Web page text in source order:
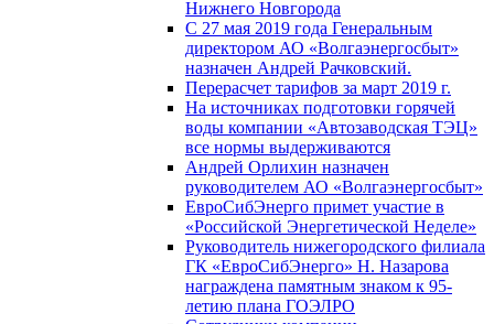
Нижнего Новгорода
С 27 мая 2019 года Генеральным
директором АО «Волгаэнергосбыт»
назначен Андрей Рачковский.
Перерасчет тарифов за март 2019 г.
На источниках подготовки горячей
воды компании «Автозаводская ТЭЦ»
все нормы выдерживаются
Андрей Орлихин назначен
руководителем АО «Волгаэнергосбыт»
ЕвроСибЭнерго примет участие в
«Российской Энергетической Неделе»
Руководитель нижегородского филиала
ГК «ЕвроСибЭнерго» Н. Назарова
награждена памятным знаком к 95-
летию плана ГОЭЛРО